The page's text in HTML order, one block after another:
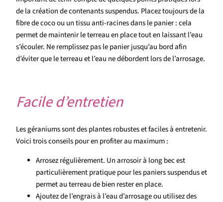
de la création de contenants suspendus. Placez toujours de la
fibre de coco ou un tissu anti-racines dans le panier : cela
permet de maintenir le terreau en place tout en laissant l’eau
s’écouler. Ne remplissez pas le panier jusqu’au bord afin
d’éviter que le terreau et l’eau ne débordent lors de l’arrosage.
Facile d’entretien
Les géraniums sont des plantes robustes et faciles à entretenir.
Voici trois conseils pour en profiter au maximum :
Arrosez régulièrement. Un arrosoir à long bec est
particulièrement pratique pour les paniers suspendus et
permet au terreau de bien rester en place.
Ajoutez de l’engrais à l’eau d’arrosage ou utilisez des